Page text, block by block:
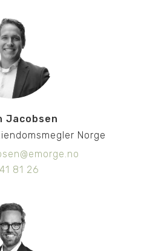
Jacobsen
Norge
81 26